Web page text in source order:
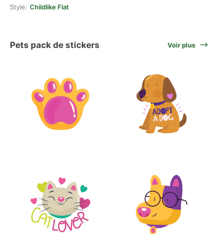
Style: Childlike Flat
Pets pack de stickers Voir plus